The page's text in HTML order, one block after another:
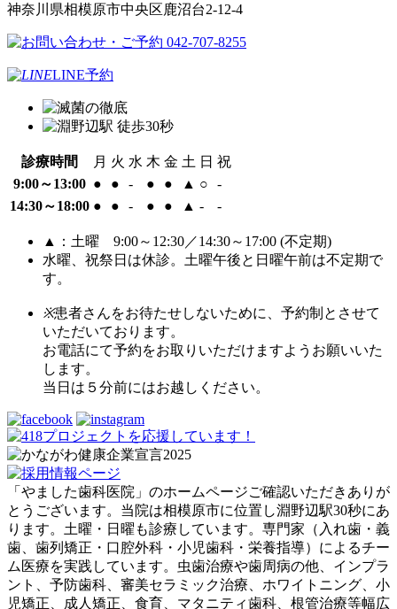
神奈川県相模原市中央区鹿沼台2-12-4
LINE予約
診療時間 月 火 水 木 金 土 日 祝
9:00～13:00 ● ● - ● ● ▲ ○
-
14:30～18:00 ● ● - ● ● ▲ - -
▲：土曜 9:00～12:30／14:30～17:00 (不定期)
水曜、祝祭日は休診。土曜午後と日曜午前は不定期で
す。
※患者さんをお待たせしないために、予約制とさせて
いただいております。
お電話にて予約をお取りいただけますようお願いいた
します。
当日は５分前にはお越しください。
「やました歯科医院」のホームページご確認いただきありが
とうございます。当院は相模原市に位置し淵野辺駅30秒にあ
ります。土曜・日曜も診療しています。専門家（入れ歯・義
歯、歯列矯正・口腔外科・小児歯科・栄養指導）によるチー
ム医療を実践しています。虫歯治療や歯周病の他、インプラ
ント、予防歯科、審美セラミック治療、ホワイトニング、小
児矯正、成人矯正、食育、マタニティ歯科、根管治療等幅広